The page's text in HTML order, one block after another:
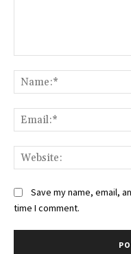
Save my name, email,
time I comment.